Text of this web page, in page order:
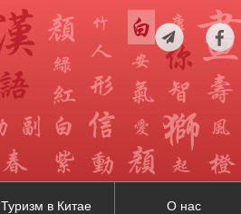
Туризм в Китае О нас